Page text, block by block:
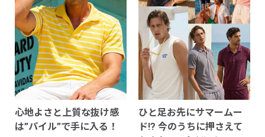
心地よさと上質な抜け感
は”パイル”で手に入る！
ひと足お先にサマームー
ド!? 今のうちに押さえて